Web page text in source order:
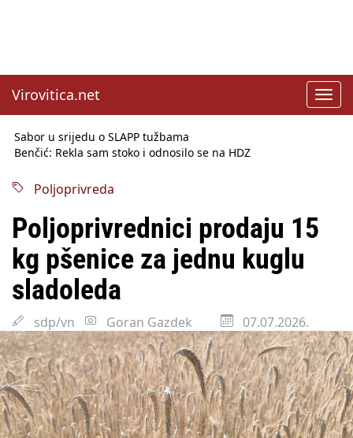
Virovitica.net
Sabor u srijedu o SLAPP tužbama
Benčić: Rekla sam stoko i odnosilo se na HDZ
godine
Sindikati traže zaštitu plaća od inflacije, Ćorić pregovore
najavio za jesen
Državni tajnik Rukavina: Hrvatska ima 3,6 milijuna birača
HŽ Infrastruktura: Nesreće na željezničkim prijelazima
prepolovljene
Državni inspektorat opozvao Barebells pločicu - soft protein
bar Coco Choco
Poljoprivreda
Poljoprivrednici prodaju 15
kg pšenice za jednu kuglu
sladoleda
sdp/vn Goran Gazdek 07.07.2026.